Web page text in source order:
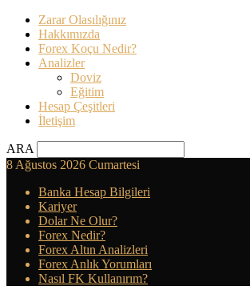
Zarar Olasılığınız
Hakkımızda
Forex Koçu Nedir?
Analizler
Doviz
Eğitim
Hesap Çeşitleri
İletişim
ARA
8 Ağustos 2026 Cumartesi
Banka Hesap Bilgileri
Kariyer
Dolar Ne Olur?
Forex Nedir?
Forex Altın Analizleri
Forex Anlık Yorumları
Nasıl FK Kullanırım?